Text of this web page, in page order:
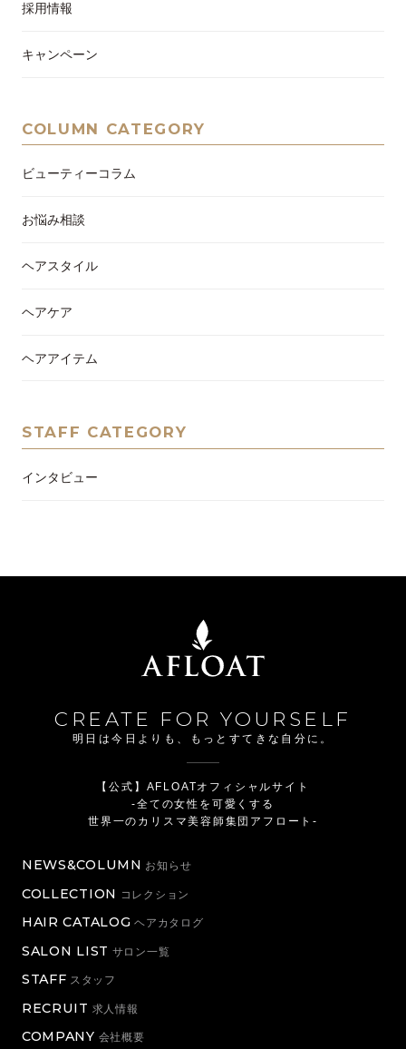
採用情報
キャンペーン
COLUMN CATEGORY
ビューティーコラム
お悩み相談
ヘアスタイル
ヘアケア
ヘアアイテム
STAFF CATEGORY
インタビュー
CREATE FOR YOURSELF
明日は今日よりも、もっとすてきな自分に。
【公式】AFLOATオフィシャルサイト
-全ての女性を可愛くする
世界一のカリスマ美容師集団アフロート-
NEWS&COLUMN お知らせ
COLLECTION コレクション
HAIR CATALOG ヘアカタログ
SALON LIST サロン一覧
STAFF スタッフ
RECRUIT 求人情報
COMPANY 会社概要